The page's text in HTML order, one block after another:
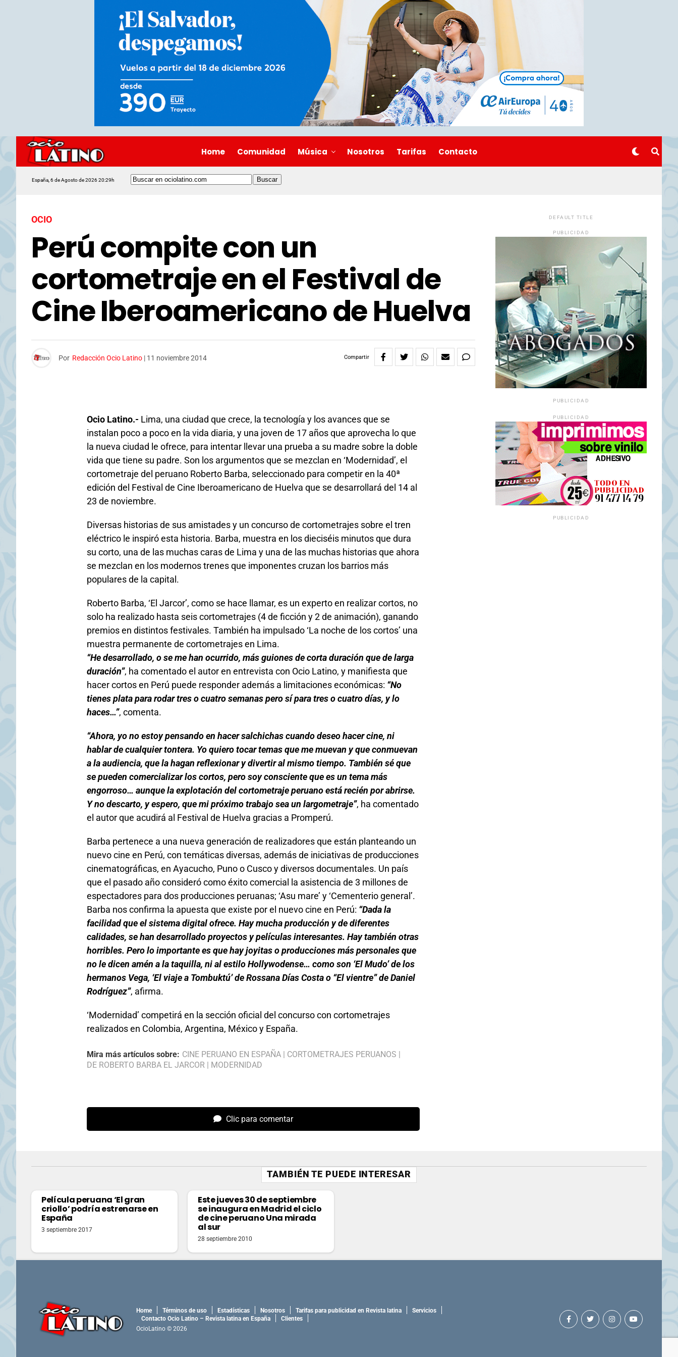
Home Comunidad Música Nosotros Tarifas Contacto
España, 6 de Agosto de 2026 20:29h
OCIO
Perú compite con un
cortometraje en el Festival de
Cine Iberoamericano de Huelva
Por Redacción Ocio Latino | 11 noviembre 2014 Compartir
Ocio Latino.- Lima, una ciudad que crece, la tecnología y los avances que se
instalan poco a poco en la vida diaria, y una joven de 17 años que aprovecha lo que
la nueva ciudad le ofrece, para intentar llevar una prueba a su madre sobre la doble
vida que tiene su padre. Son los argumentos que se mezclan en ‘Modernidad’, el
cortometraje del peruano Roberto Barba, seleccionado para competir en la 40ª
edición del Festival de Cine Iberoamericano de Huelva que se desarrollará del 14 al
23 de noviembre.
Diversas historias de sus amistades y un concurso de cortometrajes sobre el tren
eléctrico le inspiró esta historia. Barba, muestra en los dieciséis minutos que dura
su corto, una de las muchas caras de Lima y una de las muchas historias que ahora
se mezclan en los modernos trenes que imponentes cruzan los barrios más
populares de la capital.
Roberto Barba, ‘El Jarcor’, como se hace llamar, es un experto en realizar cortos, no
solo ha realizado hasta seis cortometrajes (4 de ficción y 2 de animación), ganando
premios en distintos festivales. También ha impulsado ‘La noche de los cortos’ una
muestra permanente de cortometrajes en Lima.
“He desarrollado, o se me han ocurrido, más guiones de corta duración que de larga
duración”, ha comentado el autor en entrevista con Ocio Latino, y manifiesta que
hacer cortos en Perú puede responder además a limitaciones económicas: “No
tienes plata para rodar tres o cuatro semanas pero sí para tres o cuatro días, y lo
haces…”, comenta.
“Ahora, yo no estoy pensando en hacer salchichas cuando deseo hacer cine, ni
hablar de cualquier tontera. Yo quiero tocar temas que me muevan y que conmuevan
a la audiencia, que la hagan reflexionar y divertir al mismo tiempo. También sé que
se pueden comercializar los cortos, pero soy consciente que es un tema más
engorroso… aunque la explotación del cortometraje peruano está recién por abrirse.
Y no descarto, y espero, que mi próximo trabajo sea un largometraje”, ha comentado
el autor que acudirá al Festival de Huelva gracias a Promperú.
Barba pertenece a una nueva generación de realizadores que están planteando un
nuevo cine en Perú, con temáticas diversas, además de iniciativas de producciones
cinematográficas, en Ayacucho, Puno o Cusco y diversos documentales. Un país
que el pasado año consideró como éxito comercial la asistencia de 3 millones de
espectadores para dos producciones peruanas; ‘Asu mare’ y ‘Cementerio general’.
Barba nos confirma la apuesta que existe por el nuevo cine en Perú: “Dada la
facilidad que el sistema digital ofrece. Hay mucha producción y de diferentes
calidades, se han desarrollado proyectos y películas interesantes. Hay también otras
horribles. Pero lo importante es que hay joyitas o producciones más personales que
no le dicen amén a la taquilla, ni al estilo Hollywodense… como son ‘El Mudo’ de los
hermanos Vega, ‘El viaje a Tombuktú’ de Rossana Días Costa o “El vientre” de Daniel
Rodríguez”, afirma.
‘Modernidad’ competirá en la sección oficial del concurso con cortometrajes
realizados en Colombia, Argentina, México y España.
Mira más artículos sobre: CINE PERUANO EN ESPAÑA | CORTOMETRAJES PERUANOS |
DE ROBERTO BARBA EL JARCOR | MODERNIDAD
Clic para comentar
DEFAULT TITLE
PUBLICIDAD
PUBLICIDAD
PUBLICIDAD
PUBLICIDAD
TAMBIÉN TE PUEDE INTERESAR
Película peruana ‘El gran
criollo’ podría estrenarse en
España
3 septiembre 2017
Este jueves 30 de septiembre
se inaugura en Madrid el ciclo
de cine peruano Una mirada
al sur
28 septiembre 2010
Home Términos de uso Estadísticas Nosotros Tarifas para publicidad en Revista latina
Servicios
Contacto Ocio Latino – Revista latina en España
Clientes
OcioLatino © 2026